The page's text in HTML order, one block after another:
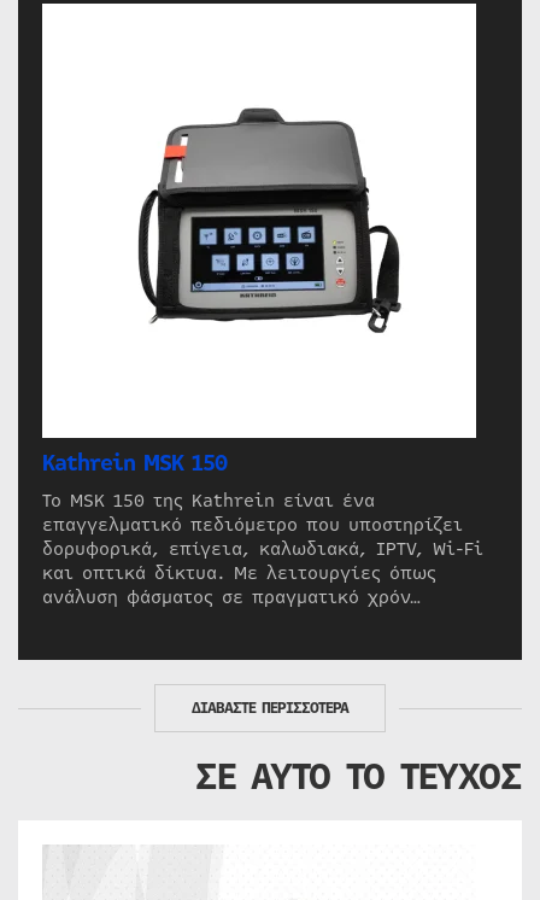
Kathrein MSK 150
Το MSK 150 της Kathrein είναι ένα
επαγγελματικό πεδιόμετρο που υποστηρίζει
δορυφορικά, επίγεια, καλωδιακά, IPTV, Wi-Fi
και οπτικά δίκτυα. Με λειτουργίες όπως
ανάλυση φάσματος σε πραγματικό χρόν…
ΔΙΑΒΑΣΤΕ ΠΕΡΙΣΣΟΤΕΡΑ
ΣΕ ΑΥΤΟ ΤΟ ΤΕΥΧΟΣ